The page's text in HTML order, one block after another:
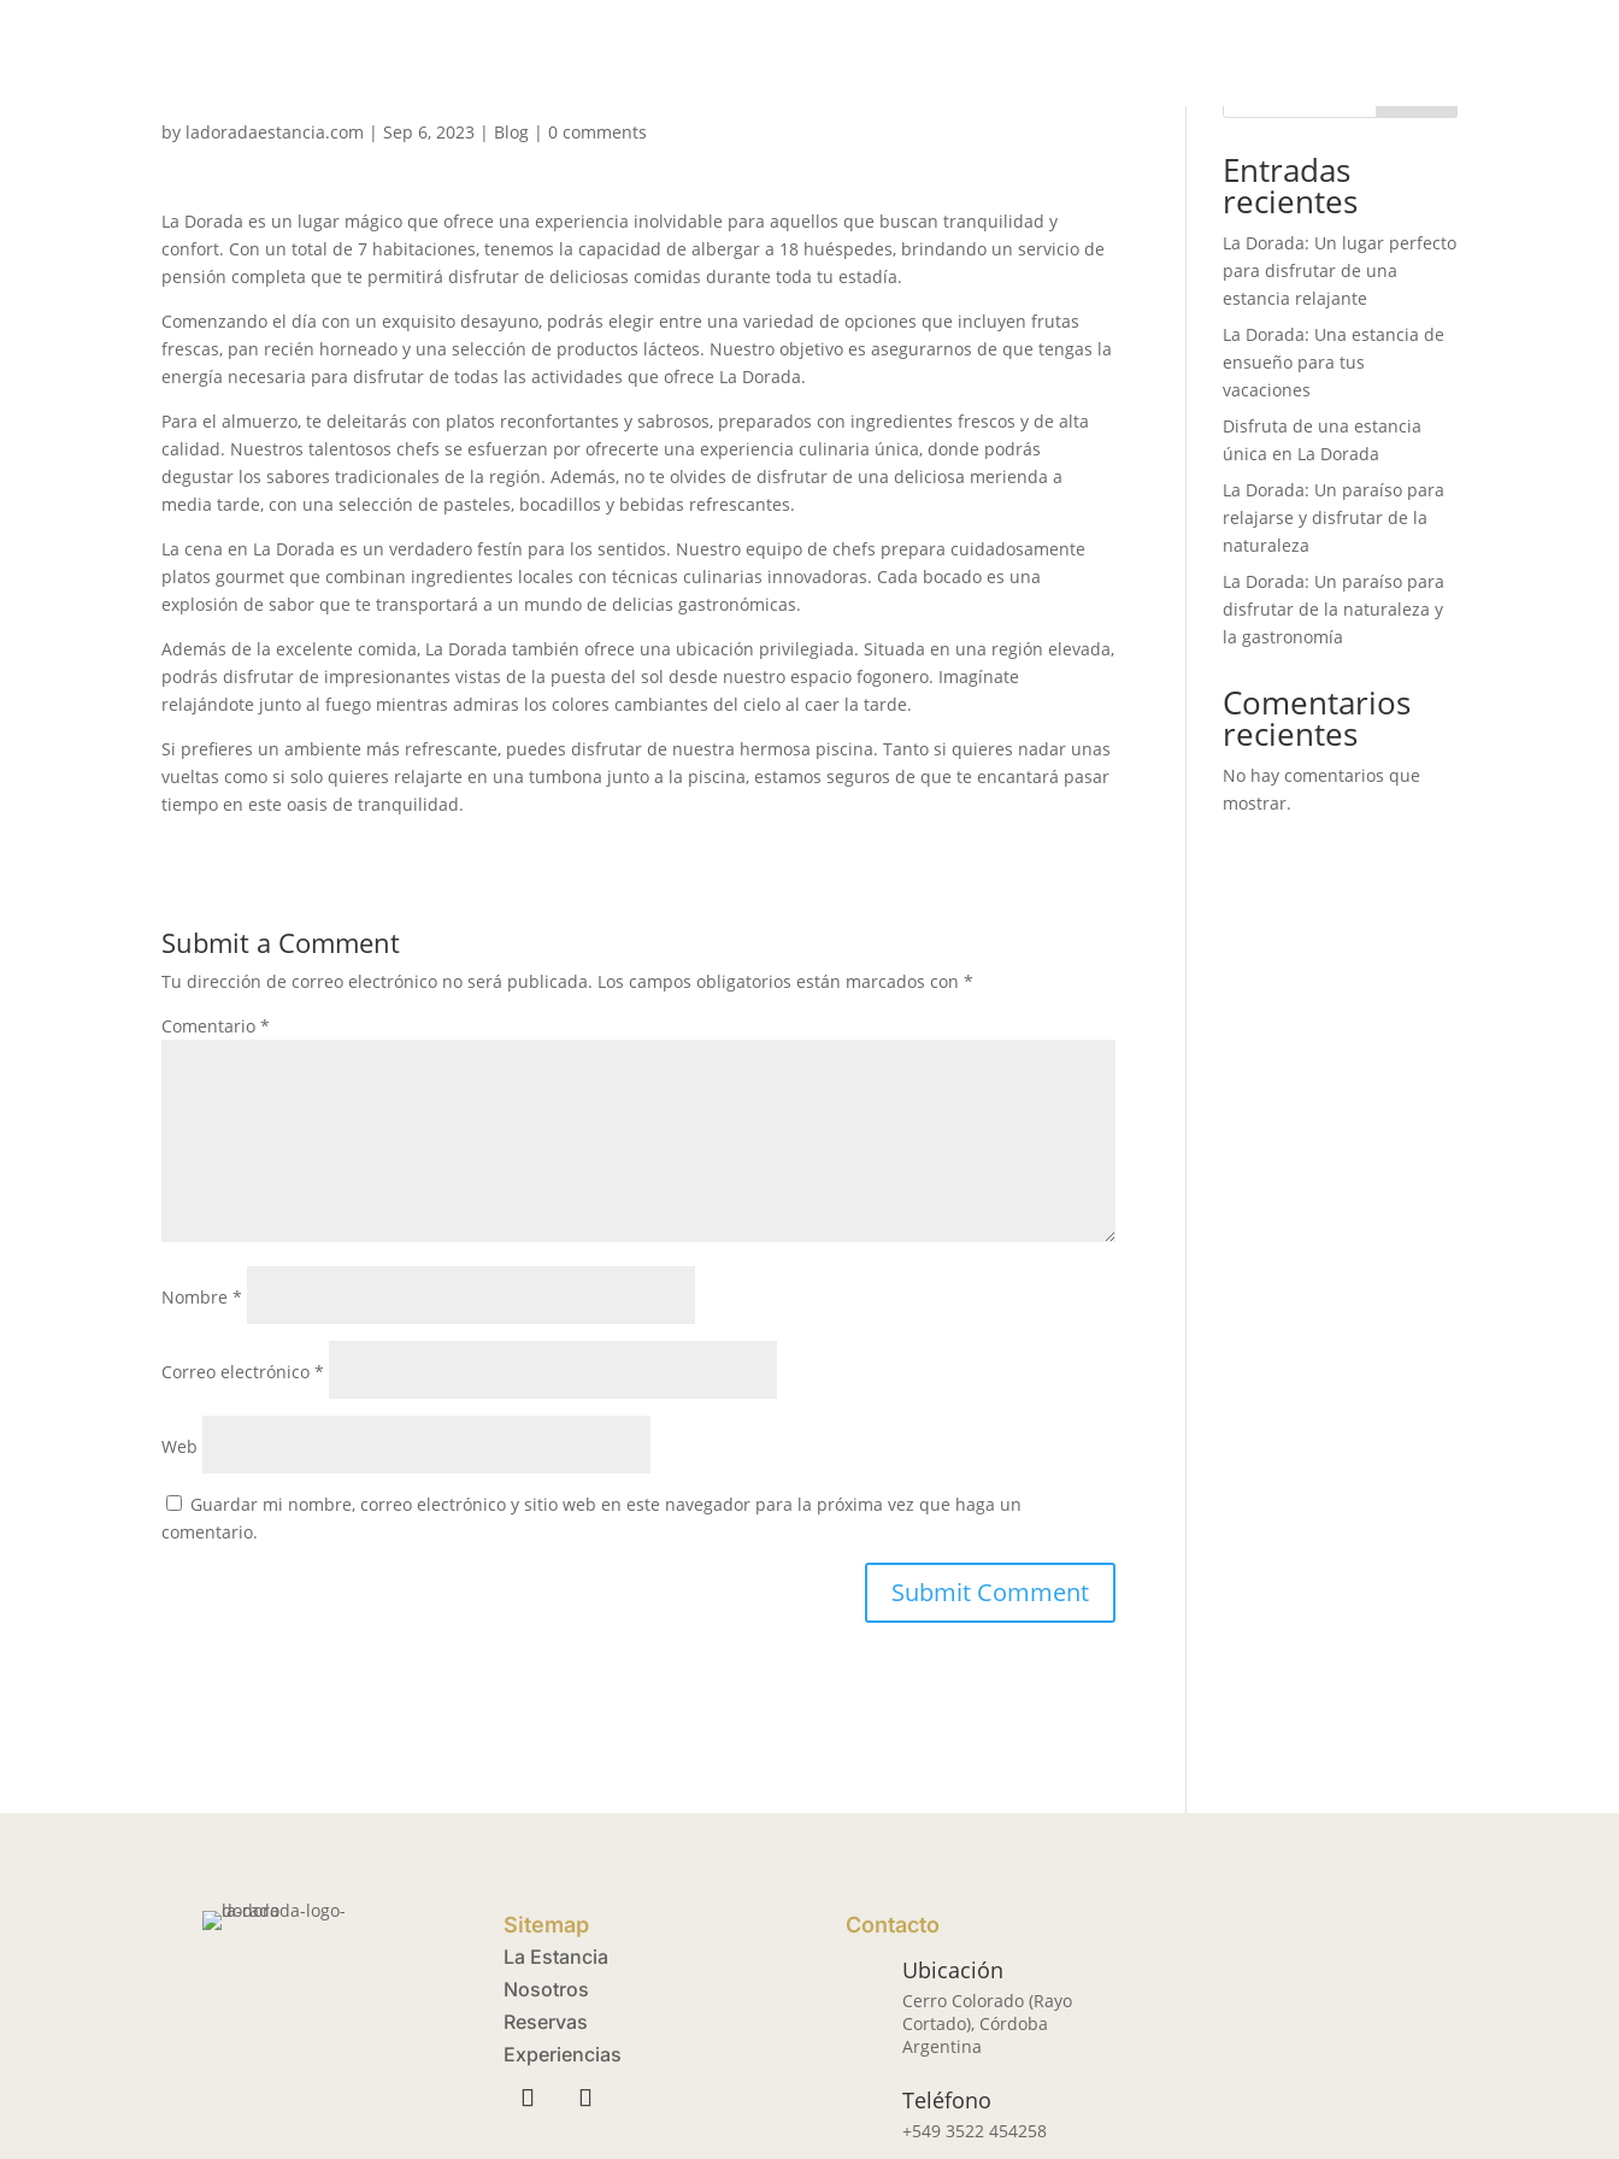
by ladoradaestancia.com |Sep 6, 2023 | Blog |0 comments
La Dorada es un lugar mágico que ofrece una experiencia inolvidable para aquellos que buscan tranquilidad y
confort. Con un total de 7 habitaciones, tenemos la capacidad de albergar a 18 huéspedes, brindando un servicio de
pensión completa que te permitirá disfrutar de deliciosas comidas durante toda tu estadía.
Comenzando el día con un exquisito desayuno, podrás elegir entre una variedad de opciones que incluyen frutas
frescas, pan recién horneado y una selección de productos lácteos. Nuestro objetivo es asegurarnos de que tengas la
energía necesaria para disfrutar de todas las actividades que ofrece La Dorada.
Para el almuerzo, te deleitarás con platos reconfortantes y sabrosos, preparados con ingredientes frescos y de alta
calidad. Nuestros talentosos chefs se esfuerzan por ofrecerte una experiencia culinaria única, donde podrás
degustar los sabores tradicionales de la región. Además, no te olvides de disfrutar de una deliciosa merienda a
media tarde, con una selección de pasteles, bocadillos y bebidas refrescantes.
La cena en La Dorada es un verdadero festín para los sentidos. Nuestro equipo de chefs prepara cuidadosamente
platos gourmet que combinan ingredientes locales con técnicas culinarias innovadoras. Cada bocado es una
explosión de sabor que te transportará a un mundo de delicias gastronómicas.
Además de la excelente comida, La Dorada también ofrece una ubicación privilegiada. Situada en una región elevada,
podrás disfrutar de impresionantes vistas de la puesta del sol desde nuestro espacio fogonero. Imagínate
relajándote junto al fuego mientras admiras los colores cambiantes del cielo al caer la tarde.
Si prefieres un ambiente más refrescante, puedes disfrutar de nuestra hermosa piscina. Tanto si quieres nadar unas
vueltas como si solo quieres relajarte en una tumbona junto a la piscina, estamos seguros de que te encantará pasar
tiempo en este oasis de tranquilidad.
Submit a Comment
Tu dirección de correo electrónico no será publicada. Los campos obligatorios están marcados con*
Comentario*
Nombre*
Correo electrónico*
Web
Guardar mi nombre, correo electrónico y sitio web en este navegador para la próxima vez que haga un
comentario.
Entradas
recientes
La Dorada: Un lugar perfecto
para disfrutar de una
estancia relajante
La Dorada: Una estancia de
ensueño para tus
vacaciones
Disfruta de una estancia
única en La Dorada
La Dorada: Un paraíso para
relajarse y disfrutar de la
naturaleza
La Dorada: Un paraíso para
disfrutar de la naturaleza y
la gastronomía
Comentarios
recientes
No hay comentarios que
mostrar.
Sitemap
La Estancia
Nosotros
Reservas
Experiencias
Contacto
Ubicación
Cerro Colorado (Rayo
Cortado), Córdoba
Argentina
Teléfono
+549 3522 454258